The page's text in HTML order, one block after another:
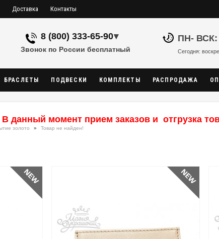
Доставка Контакты
8 (800) 333-65-90▾
Звонок по России бесплатный
ПН- ВСК:
Сегодня:
БРАСЛЕТЫ ПОДВЕСКИ КОМПЛЕКТЫ РАСПРОДАЖА
В данный момент прием заказов и отгрузка
золото » Товар не найден!